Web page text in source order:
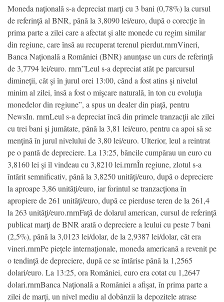
Moneda naţională s-a depreciat marţi cu 3 bani (0,78%) la cursul
de referinţă al BNR, până la 3,8090 lei/euro, după o corecţie în
prima parte a zilei care a afectat şi alte monede cu regim similar
din regiune, care însă au recuperat terenul pierdut.rnrnVineri,
Banca Naţională a României (BNR) anunţase un curs de referinţă
de 3,7794 lei/euro. rnrn”Leul s-a depreciat atât pe parcursul
dimineţii, cât şi în jurul orei 13:00, când a fost atins şi nivelul
minim al zilei, însă a fost o mişcare naturală, în ton cu evoluţia
monedelor din regiune”, a spus un dealer din piaţă, pentru
NewsIn. rnrnLeul s-a depreciat încă din primele tranzacţii ale zilei
cu trei bani şi jumătate, până la 3,81 lei/euro, pentru ca apoi să se
menţină în jurul nivelului de 3,80 lei/euro. Ulterior, leul a reintrat
pe o pantă de depreciere. La 13:25, băncile cumpărau un euro cu
3,8160 lei şi îl vindeau cu 3,8210 lei.rnrnÎn regiune, zlotul s-a
întărit semnificativ, până la 3,8250 unităţi/euro, după o depreciere
la aproape 3,86 unităţi/euro, iar forintul se tranzacţiona în
apropiere de 261 unităţi/euro, după ce pierduse teren de la 261,4
la 263 unităţi/euro.rnrnFaţă de dolarul american, cursul de referinţă
publicat marţi de BNR arată o depreciere a leului cu peste 7 bani
(2,5%), până la 3,0123 lei/dolar, de la 2,9387 lei/dolar, cât era
vineri.rnrnPe pieţele internaţionale, moneda americană a revenit pe
o tendinţă de depreciere, după ce se întărise până la 1,2565
dolari/euro. La 13:25, ora României, euro era cotat cu 1,2647
dolari.rnrnBanca Naţională a României a afişat, în prima parte a
zilei de marţi, un nivel mediu al dobânzii la depozitele atrase